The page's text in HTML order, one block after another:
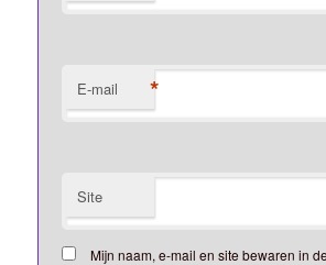
E-mail *
Site
Mijn naam, e-mail en site bewaren in